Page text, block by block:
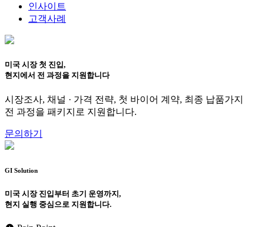
인사이트
고객사례
미국 시장 첫 진입,
현지에서 전 과정을 지원합니다
시장조사, 채널 · 가격 전략, 첫 바이어 계약, 최종 납품가지
전 과정을 패키지로 지원합니다.
문의하기
GI Solution
미국 시장 진입부터 초기 운영까지,
현지 실행 중심으로 지원합니다.